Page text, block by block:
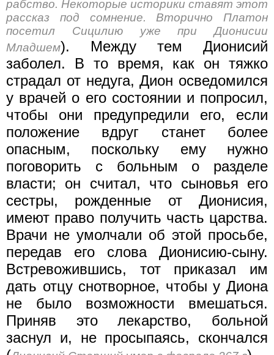
рабство. Некоторые историки ставят этот
рассказ под сомнение. Вторично Платон
посетил Сицилию уже при Дионисии
Младшем). Между тем Дионисий
заболел. В то время, как он тяжко
страдал от недуга, Дион осведомился
у врачей о его состоянии и попросил,
чтобы они предупредили его, если
положение вдруг станет более
опасным, поскольку ему нужно
поговорить с больным о разделе
власти; он считал, что сыновья его
сестры, рожденные от Дионисия,
имеют право получить часть царства.
Врачи не умолчали об этой просьбе,
передав его слова Дионисию-сыну.
Встревожившись, тот приказал им
дать отцу снотворное, чтобы у Диона
не было возможности вмешаться.
Приняв это лекарство, больной
заснул и, не просыпаясь, скончался